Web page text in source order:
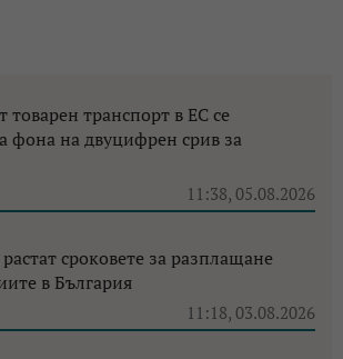
транспорт в ЕС се
фона на двуцифрен срив за
11:38, 05.08.2026
сроковете за разплащане
в България
11:18, 03.08.2026